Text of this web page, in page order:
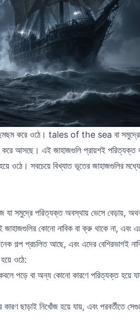
করে ওঠে। tales of the sea বা সমুদ্রের
করে আসছে। এই জাহাজগুলি প্রায়শই
ওঠে। সবচেয়ে বিখ্যাত ভূতের জাহাজগুলির
সমুদ্রে পরিত্যক্ত অবস্থায় ভেসে বেড়ায়,
কোনো নাবিক বা ক্রু থাকে না, এবং
গল্প প্রচলিত আছে, এবং এদের বেশিরভাগই
ওঠে:
পড়ে বা অন্য কোনো কারণে পরিত্যক্ত হয়ে
ছাড়াই নিখোঁজ হয়ে যায়, এবং পরবর্তীতে